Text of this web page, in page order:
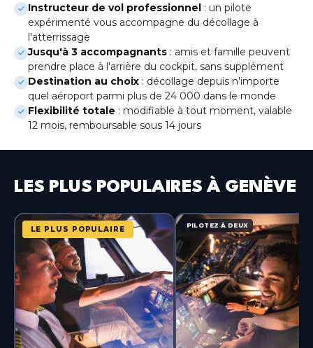
Lille
Hauts-de-France
Lyon
Auvergne-Rhône-Alpes
Metz
Grand Est
Occitanie
Nice
Paris-Bercy
Île-de-France
Paris-Orly
Île-de-France
Paris-Ouest
Île-de-France
Instructeur de vol professionnel : un pilote
expérimenté vous accompagne du décollage à
l'atterrissage
Jusqu'à 3 accompagnants : amis et famille peuvent
prendre place à l'arrière du cockpit, sans supplément
Destination au choix : décollage depuis n'importe
quel aéroport parmi plus de 24 000 dans le monde
Flexibilité totale : modifiable à tout moment, valable
12 mois, remboursable sous 14 jours
LES PLUS POPULAIRES À GENÈVE
LE PLUS POPULAIRE PILOTEZ À DEUX